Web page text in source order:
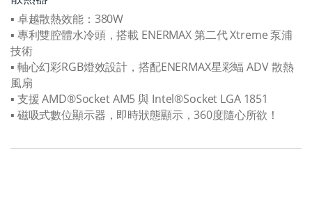
▪ 卓越散熱效能：380W
▪ 專利雙腔體水冷頭，搭載 ENERMAX 第二代 Xtreme 泵浦
技術
▪ 軸心幻彩RGB燈效設計，搭配ENERMAX星彩蝠 ADV 散熱
風扇
▪ 支援 AMD®Socket AM5 與 Intel®Socket LGA 1851
▪ 磁吸式數位顯示器，即時狀態顯示，360度隨心所欲！